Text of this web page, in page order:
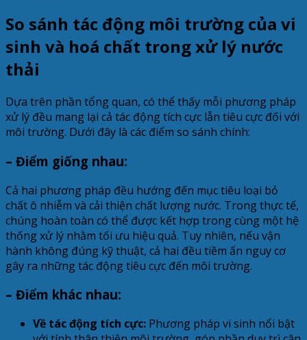
So sánh tác động môi trường của vi
sinh và hoá chất trong xử lý nước
thải
Dựa trên phần tổng quan, có thể thấy mỗi phương pháp
xử lý đều mang lại cả tác động tích cực lẫn tiêu cực đối với
môi trường. Dưới đây là các điểm so sánh chính:
– Điểm giống nhau:
Cả hai phương pháp đều hướng đến mục tiêu loại bỏ
chất ô nhiễm và cải thiện chất lượng nước. Trong thực tế,
chúng hoàn toàn có thể được kết hợp trong cùng một hệ
thống xử lý nhằm tối ưu hiệu quả. Tuy nhiên, nếu vận
hành không đúng kỹ thuật, cả hai đều tiềm ẩn nguy cơ
gây ra những tác động tiêu cực đến môi trường.
– Điểm khác nhau:
Về tác động tích cực: Phương pháp vi sinh nổi bật